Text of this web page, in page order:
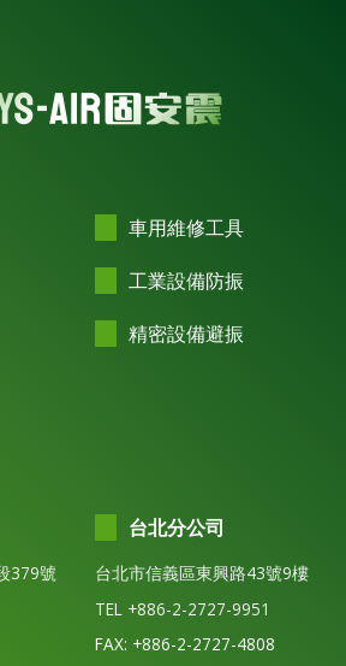
車用維修工具
工業設備防振
精密設備避振
379號
台北分公司
台北市信義區東興路43號9樓
TEL +886-2-2727-9951
FAX: +886-2-2727-4808